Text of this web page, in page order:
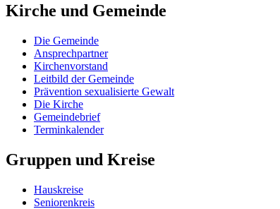
Kirche und Gemeinde
Die Gemeinde
Ansprechpartner
Kirchenvorstand
Leitbild der Gemeinde
Prävention sexualisierte Gewalt
Die Kirche
Gemeindebrief
Terminkalender
Gruppen und Kreise
Hauskreise
Seniorenkreis